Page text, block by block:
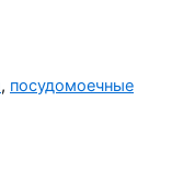
, посудомоечные